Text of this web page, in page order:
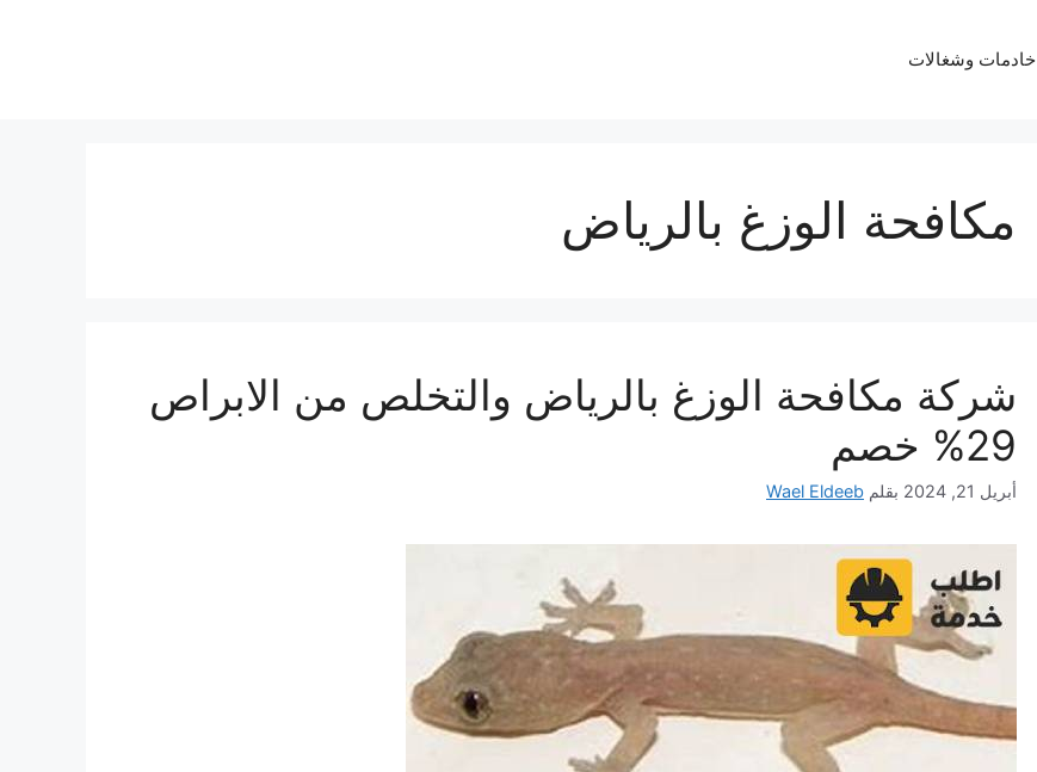
خادمات وشغالات
مكافحة الوزغ بالرياض
شركة مكافحة الوزغ بالرياض والتخلص من الابراص
29% خصم
أبريل 21, 2024 بقلم Wael Eldeeb